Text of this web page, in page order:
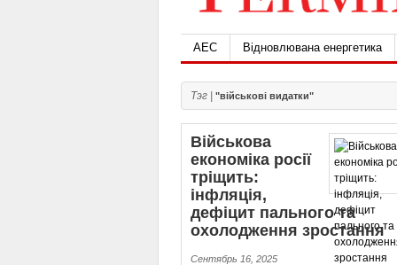
АЕС Відновлювана енергетика
Тэг | "військові видатки"
Військова
економіка росії
тріщить:
інфляція,
дефіцит пального та
охолодження зростання
Сентябрь 16, 2025